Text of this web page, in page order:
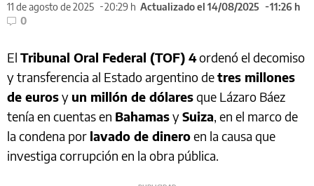
11 de agosto de 2025
20:29 h Actualizado el 14/08/2025
11:26 h
0
El Tribunal Oral Federal (TOF) 4ordenó el decomiso
y transferencia al Estado argentino detres millones
de eurosy un millón de dólaresque Lázaro Báez
tenía en cuentas en BahamasySuiza, en el marco de
la condena por lavado de dineroen la causa que
investiga corrupción en la obra pública.